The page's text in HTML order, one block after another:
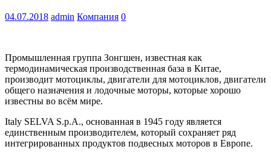
04.07.2018 admin Компания 0
Промышленная группа Зонгшен, известная как
термодинамическая производственная база в Китае,
производит мотоциклы, двигатели для мотоциклов, двигатели
общего назначения и лодочные моторы, которые хорошо
известны во всём мире.
Italy SELVA S.p.A., основанная в 1945 году является
единственным производителем, который сохраняет ряд
интегрированных продуктов подвесных моторов в Европе.